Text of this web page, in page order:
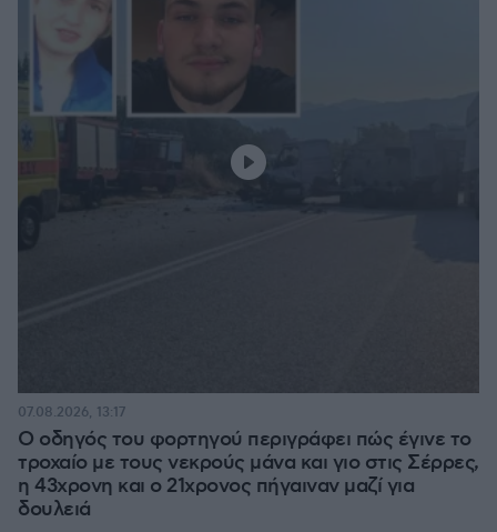
Ο οδηγός του φορτηγού περιγράφει πώς έγινε το
τροχαίο με τους νεκρούς μάνα και γιο στις Σέρρες,
η 43χρονη και ο 21χρονος πήγαιναν μαζί για
δουλειά
07.08.2026, 13:17